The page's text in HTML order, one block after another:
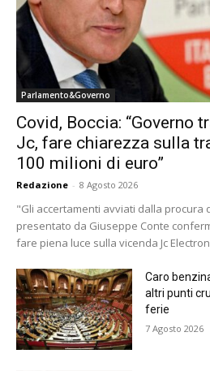
Parlamento&Governo
Covid, Boccia: “Governo
Jc, fare chiarezza sulla
100 milioni di euro”
Redazione - 8 Agosto 2026
"Gli accertamenti avviati dalla procura
presentato da Giuseppe Conte
fare piena luce sulla vicenda Jc
Caro
altri punti
ferie
7 Agosto 2026